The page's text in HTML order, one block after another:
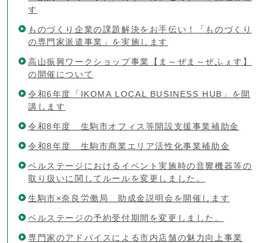
す
ものづくり企業の課題解決をお手伝い！「ものづくり
の専門家派遣事業」を実施します
高山振興ワークショップ事業【ま～ぜま～ぜふぇす】
の開催について
令和6年度「IKOMA LOCAL BUSINESS HUB」を開
講します
令和8年度 生駒市オフィス等開設支援事業補助金
令和8年度 生駒市商業エリア活性化事業補助金
ベルステージにおけるイベント実施時の音響機器等の
取り扱いに関してルールを変更しました。
生駒市×奈良労働局 助成金説明会を開催します
ベルステージの予約受付期間を変更しました。
専門家のアドバイスによる市内店舗の魅力向上事業